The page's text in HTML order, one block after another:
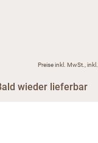
Preise inkl. MwSt., inkl.
wieder lieferbar